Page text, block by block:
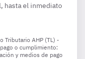
hasta el inmediato
Tributario AHP (TL) -
o cumplimiento:
y medios de pago